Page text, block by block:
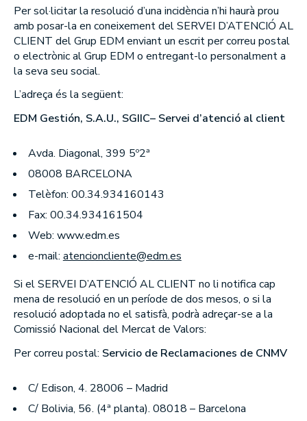
WEALTH MANAGEMENT
ASSET MANAGEMENT
Com som
EN QUÈ CREIEM?
Els nostres fons
RENDA VARIABLE
EDM International - Strategy Fund
EDM International - Latin American Equity Fund
EDM International - American Growth
EDM Renta Variable Internacional FI
EDM International Equities FI
Per sol·licitar la resolució d’una incidència n’hi haurà prou
amb posar-la en coneixement del SERVEI D’ATENCIÓ AL
CLIENT del Grup EDM enviant un escrit per correu postal
o electrònic al Grup EDM o entregant-lo personalment a
la seva seu social.
L’adreça és la següent:
EDM Gestión, S.A.U., SGIIC– Servei d’atenció al client
Avda. Diagonal, 399 5º2ª
08008 BARCELONA
Telèfon: 00.34.934160143
Fax: 00.34.934161504
Web: www.edm.es
e-mail: atencioncliente@edm.es
Si el SERVEI D’ATENCIÓ AL CLIENT no li notifica cap
mena de resolució en un període de dos mesos, o si la
resolució adoptada no el satisfà, podrà adreçar-se a la
Comissió Nacional del Mercat de Valors:
Per correu postal: Servicio de Reclamaciones de CNMV
C/ Edison, 4. 28006 – Madrid
C/ Bolivia, 56. (4ª planta). 08018 – Barcelona